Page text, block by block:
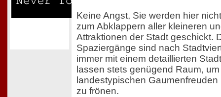
Keine Angst, Sie werden hier
zum Abklappern aller kleineren
Attraktionen der Stadt geschickt.
Spaziergänge sind nach
immer mit einem detaillierten
lassen stets genügend Raum,
landestypischen
zu frönen.